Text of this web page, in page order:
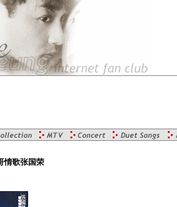
情歌张国荣